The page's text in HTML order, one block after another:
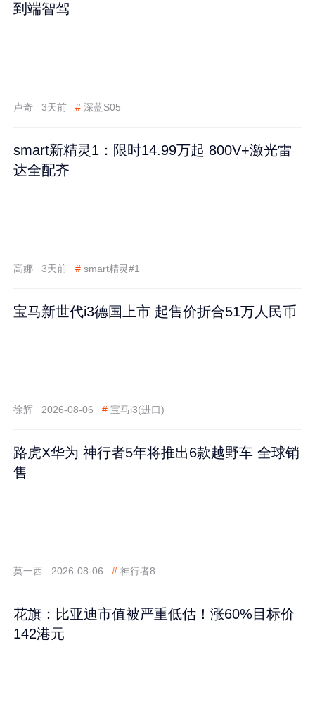
到端智驾
卢奇 3天前 # 深蓝S05
smart新精灵1：限时14.99万起 800V+激光雷
达全配齐
高娜 3天前 # smart精灵#1
宝马新世代i3德国上市 起售价折合51万人民币
徐辉 2026-08-06 # 宝马i3(进口)
路虎X华为 神行者5年将推出6款越野车 全球销
售
莫一西 2026-08-06 # 神行者8
花旗：比亚迪市值被严重低估！涨60%目标价
142港元